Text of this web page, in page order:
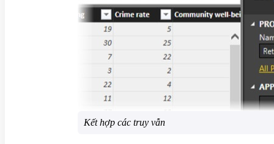
Kết hợp các truy vẫn